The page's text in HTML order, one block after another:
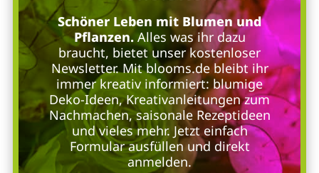
Schöner Leben mit Blumen und
Pflanzen.Alles was ihr dazu
braucht, bietet unser kostenloser
Newsletter. Mit blooms.de bleibt ihr
immer kreativ informiert: blumige
Deko-Ideen, Kreativanleitungen zum
Nachmachen, saisonale Rezeptideen
und vieles mehr. Jetzt einfach
Formular ausfüllen und direkt
anmelden.